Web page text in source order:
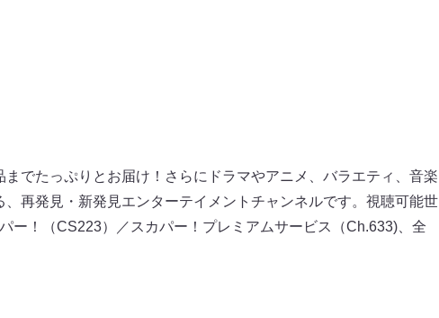
でたっぷりとお届け！さらにドラマやアニメ、バラエティ、音楽
再発見・新発見エンターテイメントチャンネルです。視聴可能世
ー！（CS223）／スカパー！プレミアムサービス（Ch.633)、全